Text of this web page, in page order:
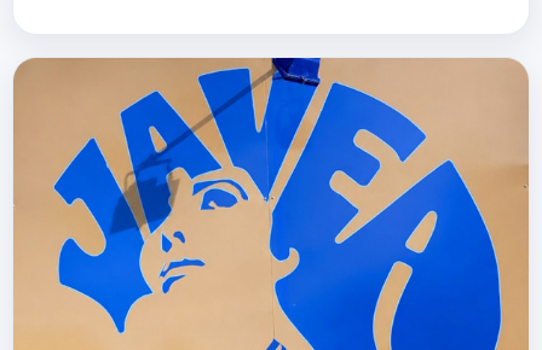
este proyecto se encu…